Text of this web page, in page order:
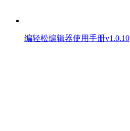
编轻松编辑器使用手册v1.0.10